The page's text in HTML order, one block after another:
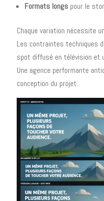
Formats longspour le
Chaque variation nécessite
Les contraintes techniques
spot diffusé en télévision et
Une agence performante
conception du projet.